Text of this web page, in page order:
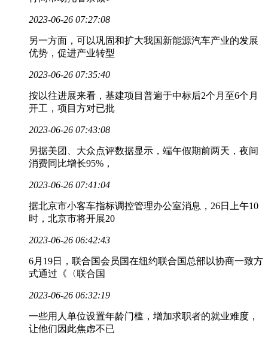
2023-06-26 07:27:08
另一方面，可以巩固和扩大我国新能源汽车产业的发展
优势，促进产业转型
2023-06-26 07:35:40
按以往进展来看，基建项目普遍于中标后2个月至6个月
开工，项目方对已批
2023-06-26 07:43:08
另据美团、大众点评数据显示，端午假期前两天，夜间
消费同比增长95%，
2023-06-26 07:41:04
据北京市小客车指标调控管理办公室消息，26日上午10
时，北京市将开展20
2023-06-26 06:42:43
6月19日，联合国会员国在纽约联合国总部以协商一致方
式通过《〈联合国
2023-06-26 06:32:19
一些用人单位设置年龄门槛，增加求职者的就业难度，
让他们因此焦虑不已